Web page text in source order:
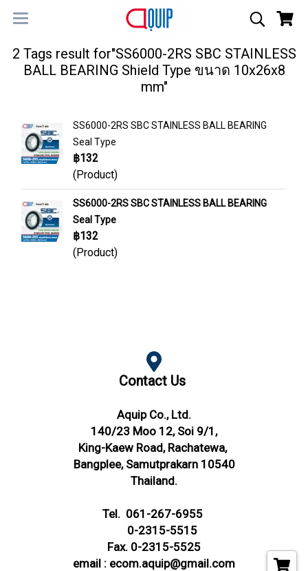
2 Tags result for"SS6000-2RS SBC STAINLESS
BALL BEARING Shield Type ขนาด 10x26x8
mm"
SS6000-2RS SBC STAINLESS BALL BEARING
Seal Type
฿132
(Product)
SS6000-2RS SBC STAINLESS BALL BEARING
Seal Type
฿132
(Product)
Contact Us
Aquip Co., Ltd.
140/23 Moo 12, Soi 9/1,
King-Kaew Road, Rachatewa,
Bangplee, Samutprakarn 10540
Thailand.
Tel. 061-267-6955
0-2315-5515
Fax. 0-2315-5525
email : ecom.aquip@gmail.com